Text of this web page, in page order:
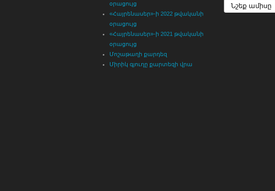
օրացույց
«Հայրենասեր»-ի 2022 թվականի
օրացույց
«Հայրենասեր»-ի 2021 թվականի
օրացույց
Մոշաթաղի քարդեզ
Միրիկ գյուղը քարտեզի վրա